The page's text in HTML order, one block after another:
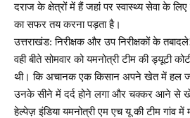
दराज के क्षेत्रों में हैं जहां पर स्वास्थ्य सेवा के
का सफर तय करना पड़ता है।
उत्तराखंड: निरीक्षक और उप निरीक्षकों के
वही बीते सोमवार को यमनोत्री टीम की ड्यूटी
थी। कि अचानक एक किसान अपने खेत में हल
उनके सीने में दर्द होने लगा और चक्कर आने से
हेल्पेज़ इंडिया यमनोत्री एम एच यू की टीम गांव में